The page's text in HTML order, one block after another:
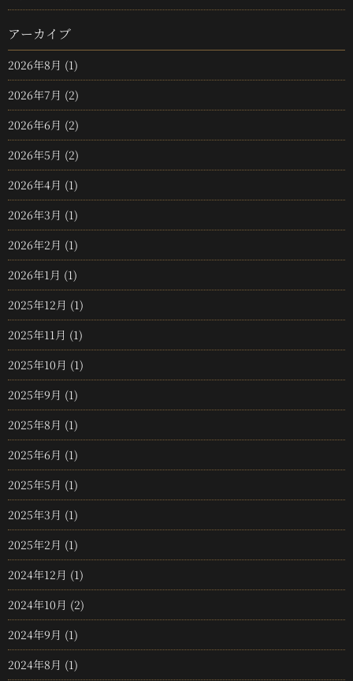
アーカイブ
2026年8月 (1)
2026年7月 (2)
2026年6月 (2)
2026年5月 (2)
2026年4月 (1)
2026年3月 (1)
2026年2月 (1)
2026年1月 (1)
2025年12月 (1)
2025年11月 (1)
2025年10月 (1)
2025年9月 (1)
2025年8月 (1)
2025年6月 (1)
2025年5月 (1)
2025年3月 (1)
2025年2月 (1)
2024年12月 (1)
2024年10月 (2)
2024年9月 (1)
2024年8月 (1)